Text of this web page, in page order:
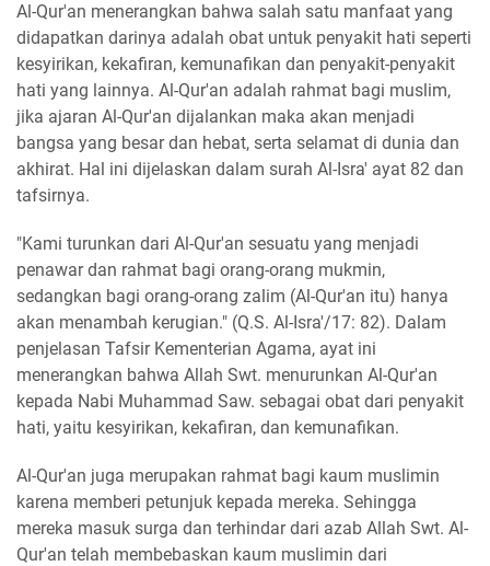
Al-Qur'an menerangkan bahwa salah satu manfaat yang
didapatkan darinya adalah obat untuk penyakit hati seperti
kesyirikan, kekafiran, kemunafikan dan penyakit-penyakit
hati yang lainnya. Al-Qur'an adalah rahmat bagi muslim,
jika ajaran Al-Qur'an dijalankan maka akan menjadi
bangsa yang besar dan hebat, serta selamat di dunia dan
akhirat. Hal ini dijelaskan dalam surah Al-Isra' ayat 82 dan
tafsirnya.
"Kami turunkan dari Al-Qur'an sesuatu yang menjadi
penawar dan rahmat bagi orang-orang mukmin,
sedangkan bagi orang-orang zalim (Al-Qur'an itu) hanya
akan menambah kerugian." (Q.S. Al-Isra'/17: 82). Dalam
penjelasan Tafsir Kementerian Agama, ayat ini
menerangkan bahwa Allah Swt. menurunkan Al-Qur'an
kepada Nabi Muhammad Saw. sebagai obat dari penyakit
hati, yaitu kesyirikan, kekafiran, dan kemunafikan.
Al-Qur'an juga merupakan rahmat bagi kaum muslimin
karena memberi petunjuk kepada mereka. Sehingga
mereka masuk surga dan terhindar dari azab Allah Swt. Al-
Qur'an telah membebaskan kaum muslimin dari